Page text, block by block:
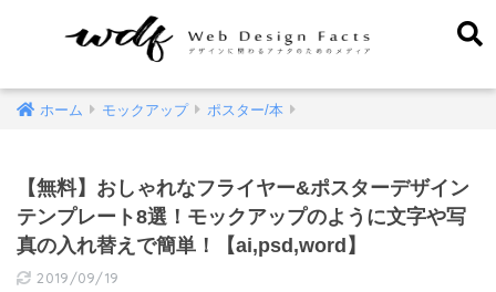
ホーム モックアップ ポスター/本
【無料】おしゃれなフライヤー&ポスターデザイン
テンプレート8選！モックアップのように文字や写
真の入れ替えで簡単！【ai,psd,word】
2019/09/19